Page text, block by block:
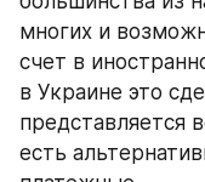
многих и
счет в
в Украине это
представляется
есть